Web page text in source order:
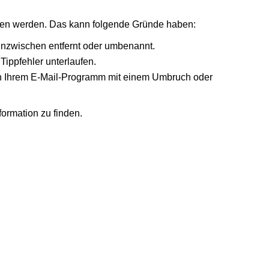
werden. Das kann folgende Gründe haben:
entfernt oder umbenannt.
unterlaufen.
E-Mail-Programm mit einem Umbruch oder
zu finden.